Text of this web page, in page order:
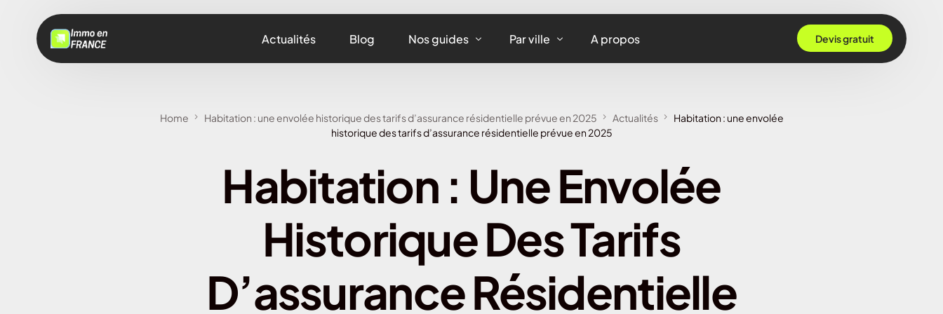
Actualités Blog Nos guides
Assurance appartement
Par ville
Assurance habitation Rennes
Assurance habitation Bordeaux
Assurance habitation Strasbourg
Assurance habitation Nice
A propos Devis gratuit
Home Habitation : une envolée historique des tarifs d’assurance résidentielle prévue en 2025 Actualités
Habitation : une envolée
historique des tarifs d’assurance résidentielle prévue en 2025
Habitation : Une Envolée
Historique Des Tarifs
D’assurance Résidentielle